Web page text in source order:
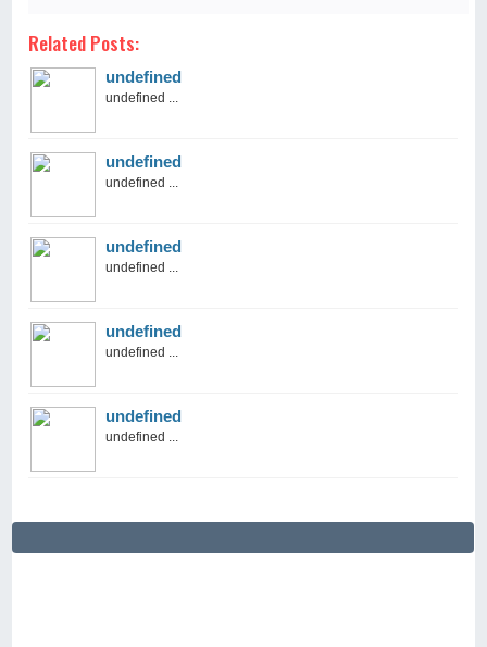
Related Posts:
undefined
undefined ...
undefined
undefined ...
undefined
undefined ...
undefined
undefined ...
undefined
undefined ...